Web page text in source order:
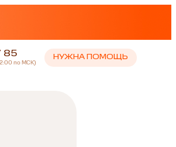
85
по МСК)
НУЖНА ПОМОЩЬ